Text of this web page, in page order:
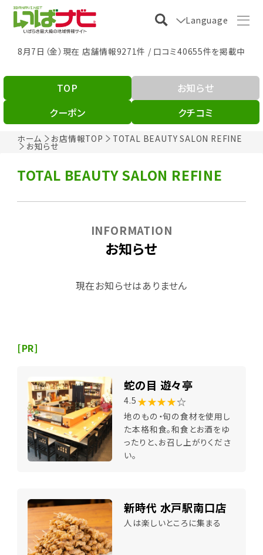
Language
8月7日（金）現在 店舗情報9271件 / 口コミ40655件を掲載中
ホーム お店情報TOP TOTAL BEAUTY SALON REFINE
お知らせ
TOP
お知らせ
クーポン
クチコミ
TOTAL BEAUTY SALON REFINE
お知らせ
INFORMATION
現在お知らせはありません
[PR]
蛇の目 遊々亭
4.5 ★★★★☆
地のもの・旬の食材を使用し
た本格和食。和食とお酒をゆ
ったりと、お召し上がりくださ
い。
新時代 水戸駅南口店
人は楽しいところに集まる